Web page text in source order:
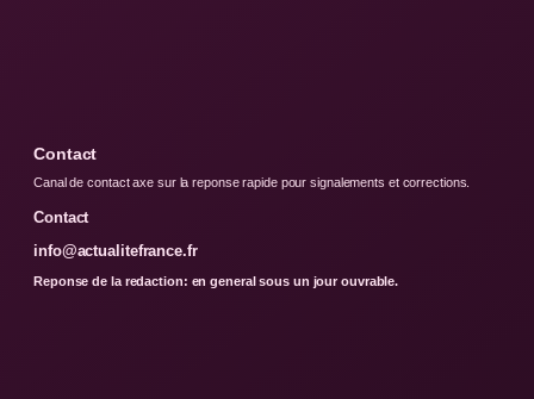
Contact
Canal de contact axe sur la reponse rapide pour signalements et corrections.
Contact
info@actualitefrance.fr
Reponse de la redaction: en general sous un jour ouvrable.